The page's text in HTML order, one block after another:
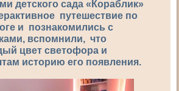
детского сада «Кораблик»
путешествие по
и познакомились с
вспомнили, что
цвет светофора и
историю его появления.